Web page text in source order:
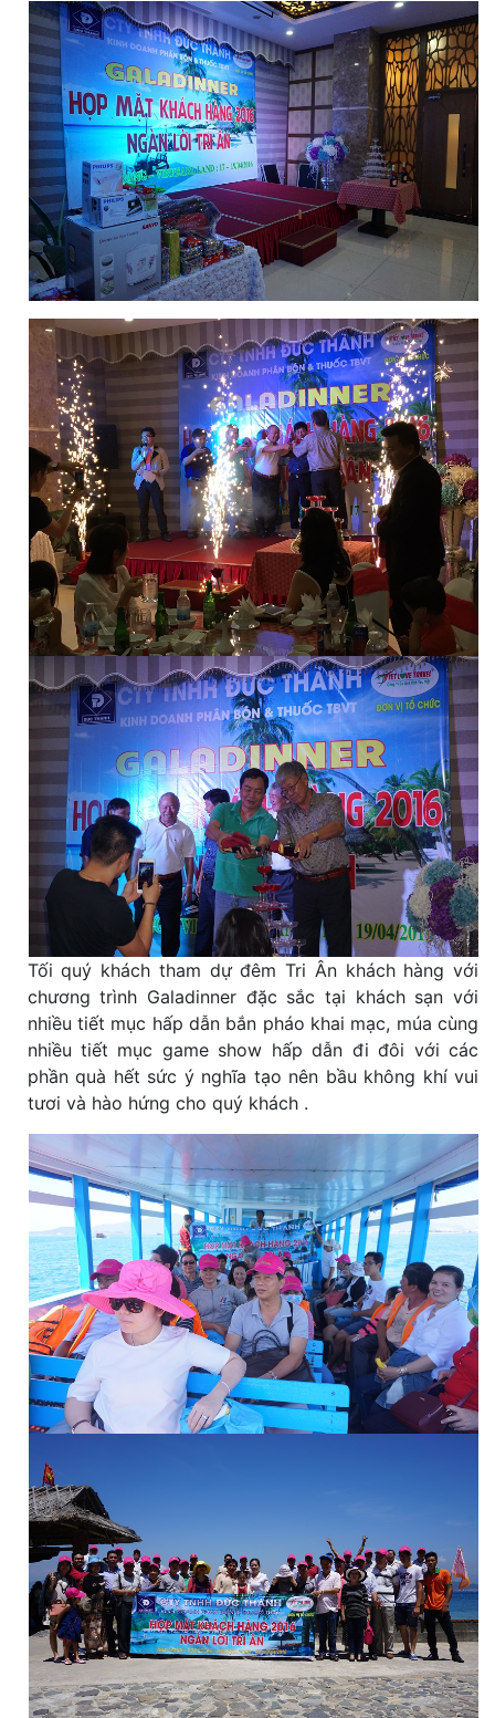
Tối quý khách tham dự đêm Tri Ân khách hàng với
chương trình Galadinner đặc sắc tại khách sạn với
nhiều tiết mục hấp dẫn bắn pháo khai mạc, múa cùng
nhiều tiết mục game show hấp dẫn đi đôi với các
phần quà hết sức ý nghĩa tạo nên bầu không khí vui
tươi và hào hứng cho quý khách .